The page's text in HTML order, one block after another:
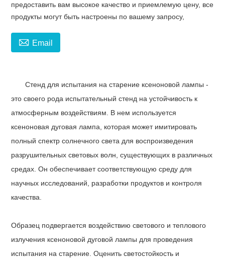
предоставить вам высокое качество и приемлемую цену, все
продукты могут быть настроены по вашему запросу,
 Email
Стенд для испытания на старение ксеноновой лампы -
это своего рода испытательный стенд на устойчивость к
атмосферным воздействиям. В нем используется
ксеноновая дуговая лампа, которая может имитировать
полный спектр солнечного света для воспроизведения
разрушительных световых волн, существующих в различных
средах. Он обеспечивает соответствующую среду для
научных исследований, разработки продуктов и контроля
качества.
Образец подвергается воздействию светового и теплового
излучения ксеноновой дуговой лампы для проведения
испытания на старение. Оценить светостойкость и